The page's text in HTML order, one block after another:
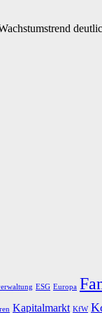
ESG Europa
Kapitalmarkt KfW